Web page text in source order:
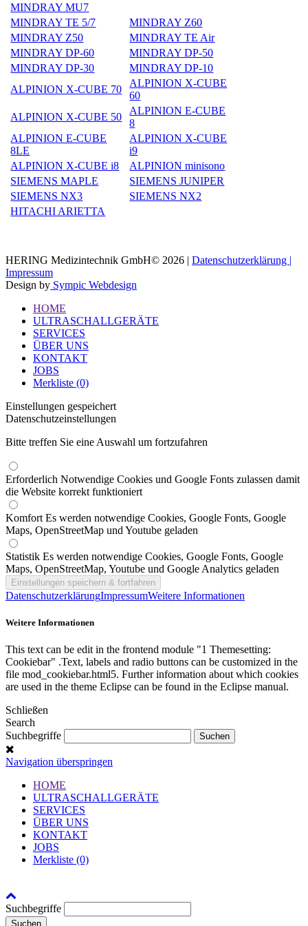
MINDRAY MU7
MINDRAY TE 5/7
MINDRAY Z60
MINDRAY Z50
MINDRAY TE Air
MINDRAY DP-60
MINDRAY DP-50
MINDRAY DP-30
MINDRAY DP-10
ALPINION X-CUBE 70
ALPINION X-CUBE
60
ALPINION X-CUBE 50
ALPINION E-CUBE
8
ALPINION E-CUBE
8LE
ALPINION X-CUBE
i9
ALPINION X-CUBE i8
ALPINION minisono
SIEMENS MAPLE
SIEMENS JUNIPER
SIEMENS NX3
SIEMENS NX2
HITACHI ARIETTA
HERING Medizintechnik GmbH© 2026 | Datenschutzerklärung |
Impressum
Design by Sympic Webdesign
HOME
ULTRASCHALLGERÄTE
SERVICES
ÜBER UNS
KONTAKT
JOBS
Merkliste (0)
Einstellungen gespeichert
Datenschutzeinstellungen
Bitte treffen Sie eine Auswahl um fortzufahren
Erforderlich Notwendige Cookies und Google Fonts zulassen damit
die Website korrekt funktioniert
Komfort Es werden notwendige Cookies, Google Fonts, Google
Maps, OpenStreetMap und Youtube geladen
Statistik Es werden notwendige Cookies, Google Fonts, Google
Maps, OpenStreetMap, Youtube und Google Analytics geladen
DatenschutzerklärungImpressumWeitere Informationen
Weitere Informationen
This text can be edit in the frontend module "1 Themesetting:
Cookiebar" .Text, labels and radio buttons can be customized in the
file mod_cookiebar.html5. Further information about which cookies
are used in the theme Eclipse can be found in the Eclipse manual.
Schließen
Search
Suchbegriffe
Navigation überspringen
HOME
ULTRASCHALLGERÄTE
SERVICES
ÜBER UNS
KONTAKT
JOBS
Merkliste (0)
Suchbegriffe
Suchen